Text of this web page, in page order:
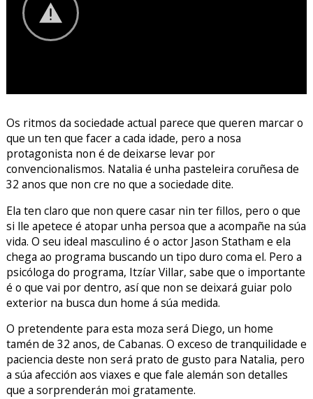
Os ritmos da sociedade actual parece que queren marcar o
que un ten que facer a cada idade, pero a nosa
protagonista non é de deixarse levar por
convencionalismos. Natalia é unha pasteleira coruñesa de
32 anos que non cre no que a sociedade dite.
Ela ten claro que non quere casar nin ter fillos, pero o que
si lle apetece é atopar unha persoa que a acompañe na súa
vida. O seu ideal masculino é o actor Jason Statham e ela
chega ao programa buscando un tipo duro coma el. Pero a
psicóloga do programa, Itzíar Villar, sabe que o importante
é o que vai por dentro, así que non se deixará guiar polo
exterior na busca dun home á súa medida.
O pretendente para esta moza será Diego, un home
tamén de 32 anos, de Cabanas. O exceso de tranquilidade e
paciencia deste non será prato de gusto para Natalia, pero
a súa afección aos viaxes e que fale alemán son detalles
que a sorprenderán moi gratamente.